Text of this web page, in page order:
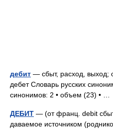
дебит — сбыт, расход, выход;
дебет Словарь русских
синонимов: 2 • объем (23) • …
ДЕБИТ — (от франц. debit
даваемое источником